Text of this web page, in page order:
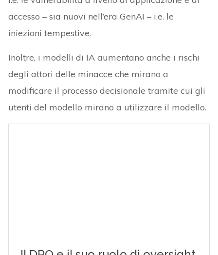
accesso – sia nuovi nell’era GenAI – i.e. le
iniezioni tempestive.
Inoltre, i modelli di IA aumentano anche i rischi
degli attori delle minacce che mirano a
modificare il processo decisionale tramite cui gli
utenti del modello mirano a utilizzare il modello.